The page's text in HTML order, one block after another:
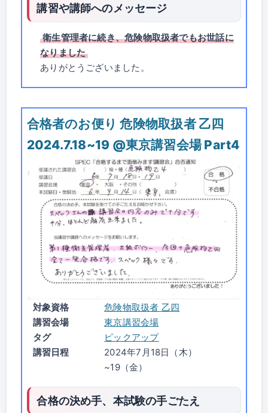
講習や講師へのメッセージ
衛生管理者に続き、危険物取扱者でもお世話に
なりました
ありがとうございました。
合格者のお便り 危険物取扱者 乙四
2024.7.18~19 @東京講習会場 Part4
対象資格
危険物取扱者 乙四
講習会場
東京講習会場
タグ
ピックアップ
講習日程
2024年7月18日（木）
~19（金）
合格の決め手、本試験の手ごたえ